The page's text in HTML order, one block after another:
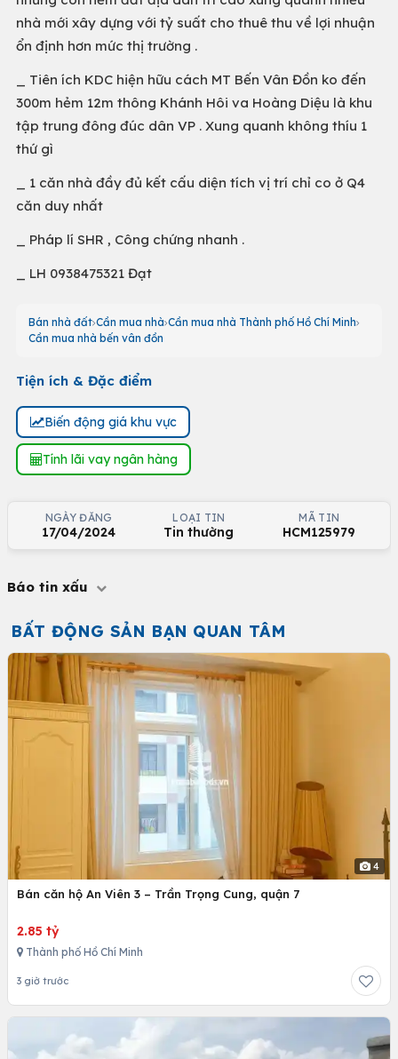
nhà mới xây dựng với tỷ suất cho thuê thu về lợi nhuận
ổn định hơn mức thị trường .
_ Tiên ích KDC hiện hữu cách MT Bến Vân Đồn ko đến
300m hẻm 12m thông Khánh Hôi va Hoàng Diệu là khu
tập trung đông đúc dân VP . Xung quanh không thíu 1
thứ gì
_ 1 căn nhà đầy đủ kết cấu diện tích vị trí chỉ co ở Q4
căn duy nhất
_ Pháp lí SHR , Công chứng nhanh .
_ LH 0938475321 Đạt
Bán nhà đất Cần mua nhà Cần mua nhà Thành phố Hồ Chí Minh
Cần mua nhà bến vân đồn
Tiện ích & Đặc điểm
Biến động giá khu vực
Tính lãi vay ngân hàng
NGÀY ĐĂNG
17/04/2024
LOẠI TIN
Tin thường
MÃ TIN
HCM125979
Báo tin xấu
BẤT ĐỘNG SẢN BẠN QUAN TÂM
4
Bán căn hộ An Viên 3 – Trần Trọng Cung, quận 7
2.85 tỷ
Thành phố Hồ Chí Minh
3 giờ trước